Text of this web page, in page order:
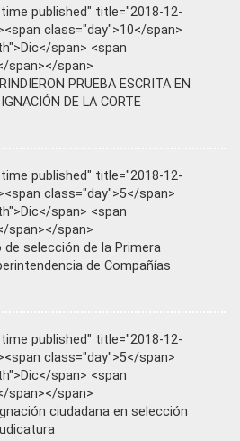
published" title="2018-12-
class="day">10</span>
span> <span
span></span>
PRUEBA ESCRITA EN
DE LA CORTE
published" title="2018-12-
class="day">5</span>
span> <span
span></span>
selección de la Primera
de Compañías
published" title="2018-12-
class="day">5</span>
span> <span
span></span>
ciudadana en selección